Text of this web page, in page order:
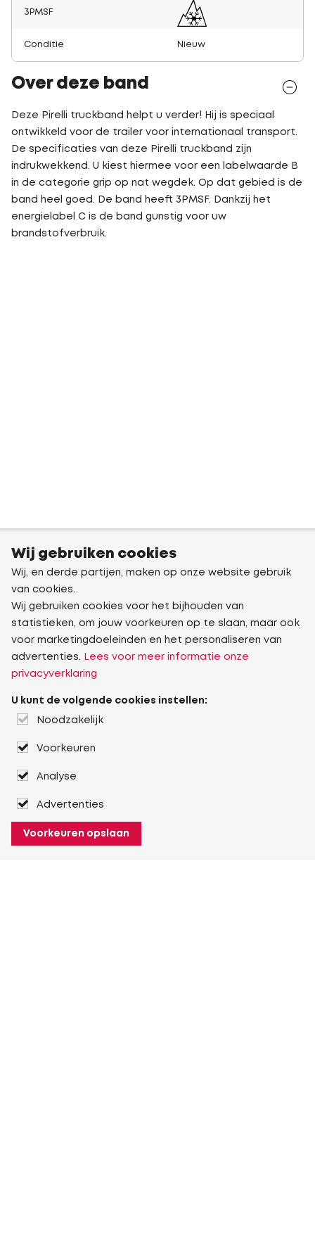
3PMSF
Conditie Nieuw
Over deze band
Deze Pirelli truckband helpt u verder! Hij is speciaal
ontwikkeld voor de trailer voor internationaal transport.
De specificaties van deze Pirelli truckband zijn
indrukwekkend. U kiest hiermee voor een labelwaarde B
in de categorie grip op nat wegdek. Op dat gebied is de
band heel goed. De band heeft 3PMSF. Dankzij het
energielabel C is de band gunstig voor uw
brandstofverbruik.
Wij gebruiken cookies
Wij, en derde partijen, maken op onze website gebruik
van cookies.
Wij gebruiken cookies voor het bijhouden van
statistieken, om jouw voorkeuren op te slaan, maar ook
voor marketingdoeleinden en het personaliseren van
advertenties.
Lees voor meer informatie onze
privacyverklaring
U kunt de volgende cookies instellen:
Noodzakelijk
Voorkeuren
Analyse
Advertenties
Voorkeuren opslaan